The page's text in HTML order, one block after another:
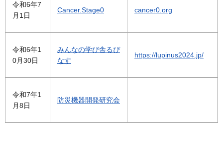
令和6年7
月1日
Cancer.Stage0 cancer0.org
令和6年1
0月30日
みんなの学び舎るぴ
なす
https://lupinus2024.jp/
令和7年1
月8日
防災機器開発研究会